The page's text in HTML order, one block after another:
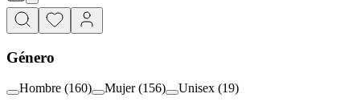
Género
Hombre (160) Mujer (156) Unisex (19)